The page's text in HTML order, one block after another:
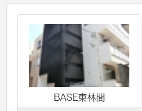
BASE東林間